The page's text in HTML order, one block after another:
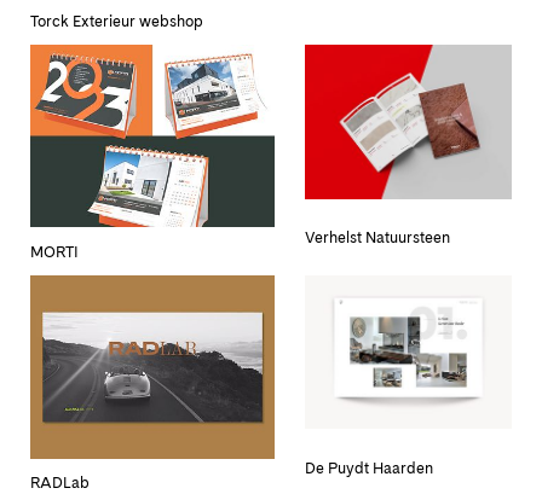
Torck Exterieur webshop
MORTI
Verhelst Natuursteen
RADLab
De Puydt Haarden